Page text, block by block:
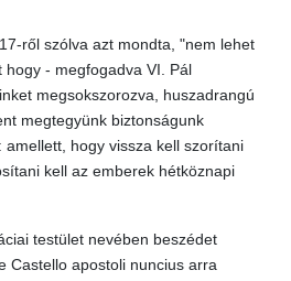
ről szólva azt mondta, "nem lehet
hogy - megfogadva VI. Pál
megsokszorozva, huszadrangú
megtegyünk biztonságunk
hogy vissza kell szorítani
kell az emberek hétköznapi
testület nevében beszédet
Castello apostoli nuncius arra